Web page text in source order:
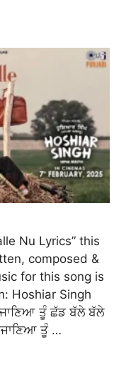
Nu Lyrics” this
composed &
for this song is
Hoshiar Singh
ਤੂੰ ਛੱਡ ਬੱਲੇ ਬੱਲੇ
ਤੂੰ …